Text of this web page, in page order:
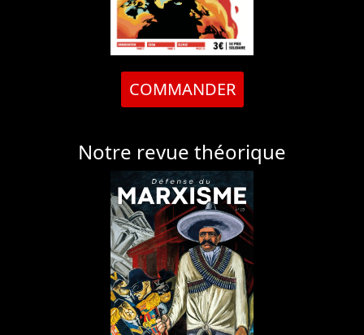
COMMANDER
Notre revue théorique